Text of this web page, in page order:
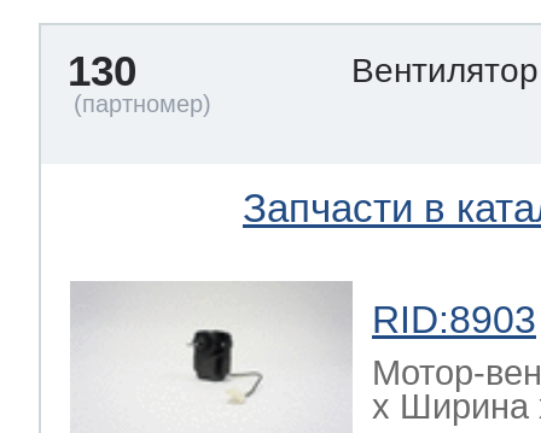
130
Запчасти в
RID:8903
Мотор-
х Ширина